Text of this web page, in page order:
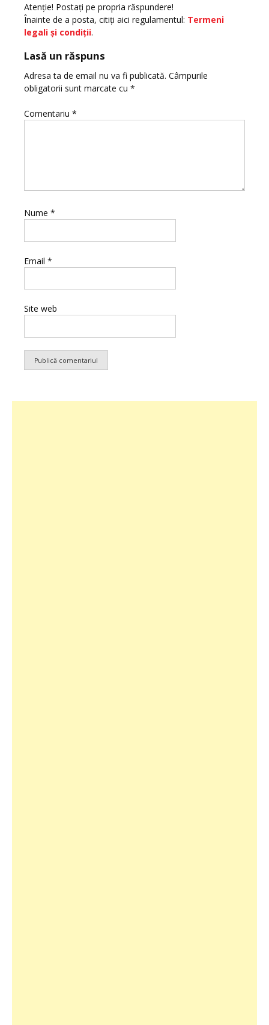
Atenţie! Postaţi pe propria răspundere!
Înainte de a posta, citiţi aici regulamentul: Termeni
legali şi condiţii.
Lasă un răspuns
Adresa ta de email nu va fi publicată. Câmpurile
obligatorii sunt marcate cu *
Comentariu *
Nume *
Email *
Site web